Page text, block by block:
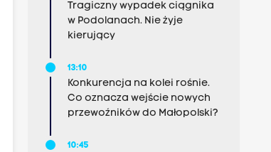
Tragiczny wypadek ciągnika
w Podolanach. Nie żyje
kierujący
13:10
Konkurencja na kolei rośnie.
Co oznacza wejście nowych
przewoźników do Małopolski?
10:45